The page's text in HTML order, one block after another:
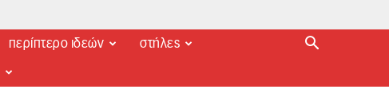
περίπτερο ιδεών στήλες